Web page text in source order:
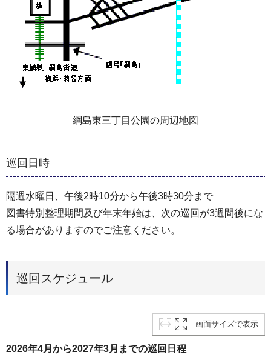
綱島東三丁目公園の周辺地図
巡回日時
隔週水曜日、午後2時10分から午後3時30分まで
図書特別整理期間及び年末年始は、次の巡回が3週間後にな
る場合がありますのでご注意ください。
巡回スケジュール
画面サイズで表示
2026年4月から2027年3月までの巡回日程